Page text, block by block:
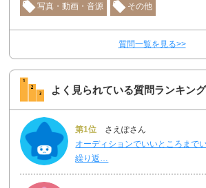
写真・動画・音源 その他
質問一覧を見る>>
よく見られている質問ランキング
第1位 さえぽさん
オーディションでいいところまで
繰り返…